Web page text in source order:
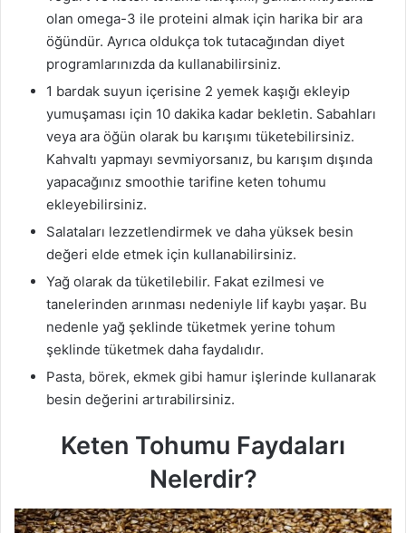
olan omega-3 ile proteini almak için harika bir ara
öğündür. Ayrıca oldukça tok tutacağından diyet
programlarınızda da kullanabilirsiniz.
1 bardak suyun içerisine 2 yemek kaşığı ekleyip
yumuşaması için 10 dakika kadar bekletin. Sabahları
veya ara öğün olarak bu karışımı tüketebilirsiniz.
Kahvaltı yapmayı sevmiyorsanız, bu karışım dışında
yapacağınız smoothie tarifine keten tohumu
ekleyebilirsiniz.
Salataları lezzetlendirmek ve daha yüksek besin
değeri elde etmek için kullanabilirsiniz.
Yağ olarak da tüketilebilir. Fakat ezilmesi ve
tanelerinden arınması nedeniyle lif kaybı yaşar. Bu
nedenle yağ şeklinde tüketmek yerine tohum
şeklinde tüketmek daha faydalıdır.
Pasta, börek, ekmek gibi hamur işlerinde kullanarak
besin değerini artırabilirsiniz.
Keten Tohumu Faydaları
Nelerdir?